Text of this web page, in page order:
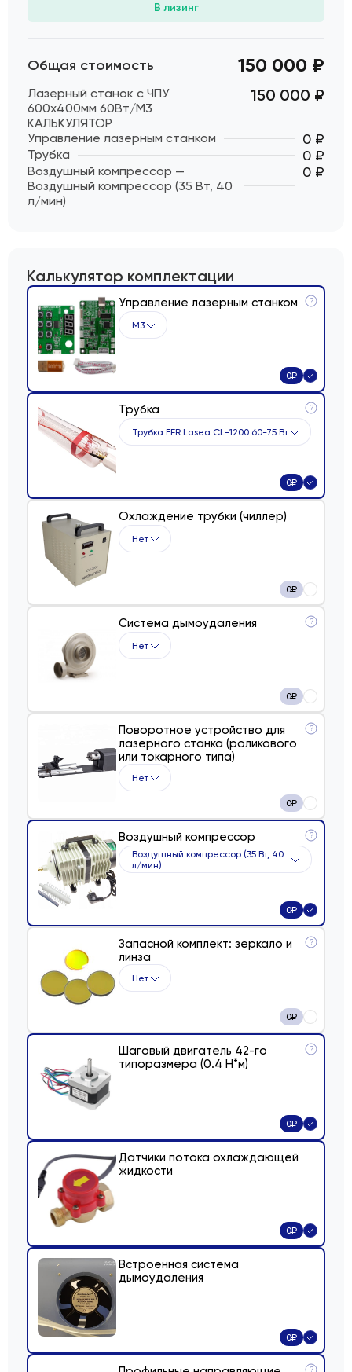
В лизинг
Общая стоимость 150 000 ₽
Лазерный станок c ЧПУ
600х400мм 60Вт/М3
КАЛЬКУЛЯТОР
150 000 ₽
Управление лазерным станком 0 ₽
Трубка 0 ₽
Воздушный компрессор —
Воздушный компрессор (35 Вт, 40
л/мин)
0 ₽
Калькулятор комплектации
Управление лазерным станком ?
М3
0₽
Трубка ?
Трубка EFR Lasea CL-1200 60-75 Вт
0₽
Охлаждение трубки (чиллер)
Нет
0₽
Система дымоудаления ?
Нет
0₽
Поворотное устройство для
лазерного станка (роликового
или токарного типа)
?
Нет
0₽
Воздушный компрессор ?
Воздушный компрессор (35 Вт, 40
л/мин)
0₽
Запасной комплект: зеркало и
линза
?
Нет
0₽
Шаговый двигатель 42-го
типоразмера (0.4 Н*м)
?
0₽
Датчики потока охлаждающей
жидкости
0₽
Встроенная система
дымоудаления
0₽
?